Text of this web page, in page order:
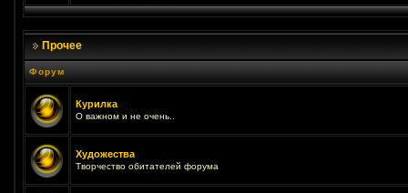
Прочее
Форум
Курилка
О важном и не очень..
Художества
Творчество обитателей форума